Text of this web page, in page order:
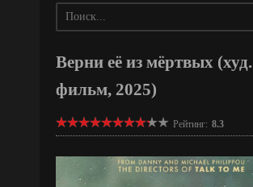
Верни её из мёртвых (худ.
фильм, 2025)
Рейтинг: 8.3